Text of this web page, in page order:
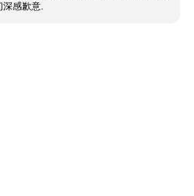
深感歉意.